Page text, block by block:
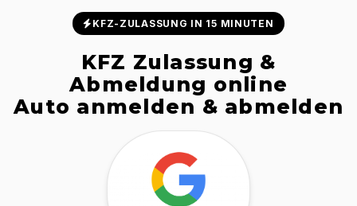
KFZ-ZULASSUNG IN 15 MINUTEN
KFZ Zulassung &
Abmeldung online
Auto anmelden & abmelden